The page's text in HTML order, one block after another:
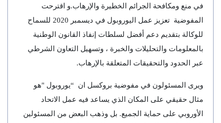
في منع ومكافحة الجرائم الخطيرة والإرهاب.و اقترحت
المفوضية تعزيز عمل اليوروبول في ديسمبر 2020 للسماح
للوكالة بتقديم دعم أفضل لسلطات إنفاذ القانون الوطنية
بالمعلومات والتحليلات والخبرة ، وتسهيل التعاون الشرطي
عبر الحدود والتحقيقات المتعلقة بالإرهاب.
ويرى المسئولون في مفوضية بروكسل ان “يوروبول "هو
مثال حقيقي على المكان الذي يساعد فيه عمل الاتحاد
الأوروبي على حماية الجميع. بل وذهب البعض من المسئولين